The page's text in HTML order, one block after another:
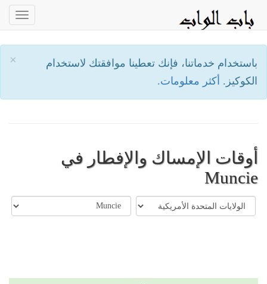
×
باستخدام خدماتنا، فإنك تعطينا موافقتك لاستخدام
الكوكيز. أكثر معلومات.
أوقات الإمساك والإفطار في
Muncie